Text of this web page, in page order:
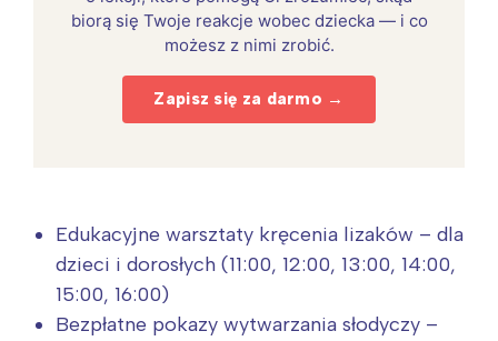
biorą się Twoje reakcje wobec dziecka — i co
możesz z nimi zrobić.
Zapisz się za darmo →
Edukacyjne warsztaty kręcenia lizaków – dla
dzieci i dorosłych (11:00, 12:00, 13:00, 14:00,
15:00, 16:00)
Bezpłatne pokazy wytwarzania słodyczy –